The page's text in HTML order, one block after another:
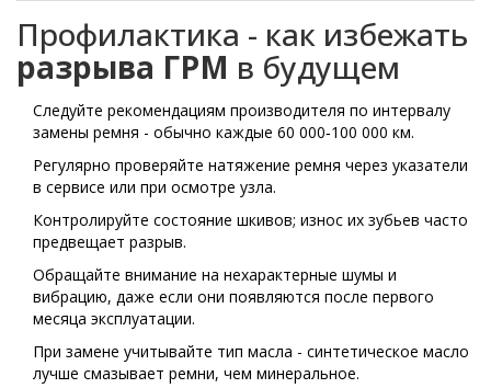
Профилактика - как избежать
разрыва ГРМ в будущем
Следуйте рекомендациям производителя по интервалу
замены ремня - обычно каждые 60 000‑100 000 км.
Регулярно проверяйте натяжение ремня через указатели
в сервисе или при осмотре узла.
Контролируйте состояние шкивов; износ их зубьев часто
предвещает разрыв.
Обращайте внимание на нехарактерные шумы и
вибрацию, даже если они появляются после первого
месяца эксплуатации.
При замене учитывайте тип масла - синтетическое масло
лучше смазывает ремни, чем минеральное.